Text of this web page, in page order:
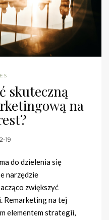
skuteczną
na
19
do dzielenia się
narzędzie
zwiększyć
Remarketing na tej
elementem strategii,